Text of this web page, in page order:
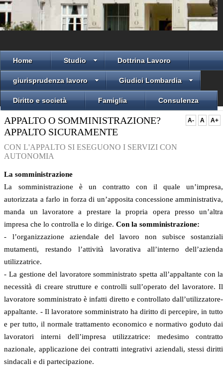
Home Studio Dottrina Lavoro
giurisprudenza lavoro Giudici Lombardia
Diritto e società Famiglia Consulenza
A- A A+
APPALTO O SOMMINISTRAZIONE?
APPALTO SICURAMENTE
CON L'APPALTO SI ESEGUONO I SERVIZI CON
AUTONOMIA
La somministrazione
La somministrazione è un contratto con il quale un’impresa,
autorizzata a farlo in forza di un’apposita concessione amministrativa,
manda un lavoratore a prestare la propria opera presso un’altra
impresa che lo controlla e lo dirige.Con la somministrazione:
- l’organizzazione aziendale del lavoro non subisce sostanziali
mutamenti, restando l’attività lavorativa all’interno dell’azienda
utilizzatrice.
- La gestione del lavoratore somministrato spetta all’appaltante con la
necessità di creare strutture e controlli sull’operato del lavoratore. Il
lavoratore somministrato è infatti diretto e controllato dall’utilizzatore-
appaltante. - Il lavoratore somministrato ha diritto di percepire, in tutto
e per tutto, il normale trattamento economico e normativo goduto dai
lavoratori interni dell’impresa utilizzatrice: medesimo contratto
nazionale, applicazione dei contratti integrativi aziendali, stessi diritti
sindacali e di partecipazione.